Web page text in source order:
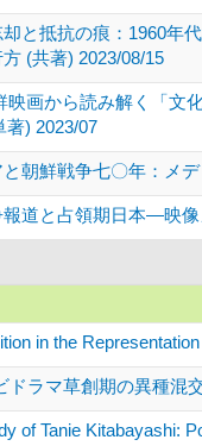
と抵抗の痕：1960年
(共著) 2023/08/15
映画から読み解く「文
著) 2023/07
朝鮮戦争七〇年：メ
道と占領期日本―映像
in the
ドラマ草創期の異種混
of Tanie Kitabayashi: